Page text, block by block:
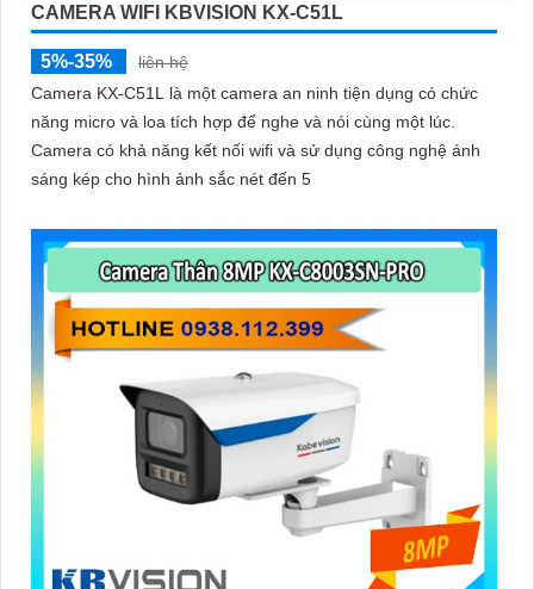
CAMERA WIFI KBVISION KX-C51L
5%-35%
liên hệ
Camera KX-C51L là một camera an ninh tiện dụng có chức
năng micro và loa tích hợp để nghe và nói cùng một lúc.
Camera có khả năng kết nối wifi và sử dụng công nghệ ánh
sáng kép cho hình ảnh sắc nét đến 5